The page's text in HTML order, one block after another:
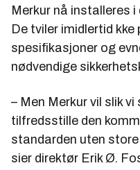
Merkur nå installeres
De tviler imidlertid
spesifikasjoner og
nødvendige
– Men Merkur vil slik vi
tilfredsstille den
standarden uten
sier direktør Erik Ø.